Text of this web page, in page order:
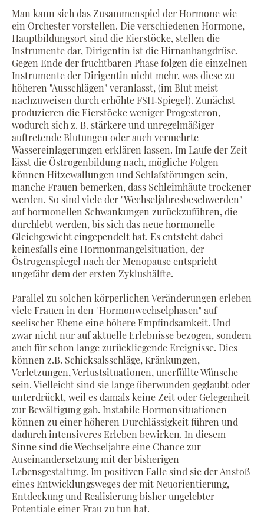
Man kann sich das Zusammenspiel der Hormone wie
ein Orchester vorstellen. Die verschiedenen Hormone,
Hauptbildungsort sind die Eierstöcke, stellen die
Instrumente dar, Dirigentin ist die Hirnanhangdrüse.
Gegen Ende der fruchtbaren Phase folgen die einzelnen
Instrumente der Dirigentin nicht mehr, was diese zu
höheren "Ausschlägen" veranlasst, (im Blut meist
nachzuweisen durch erhöhte FSH‐Spiegel). Zunächst
produzieren die Eierstöcke weniger Progesteron,
wodurch sich z. B. stärkere und unregelmäßiger
auftretende Blutungen oder auch vermehrte
Wassereinlagerungen erklären lassen. Im Laufe der Zeit
lässt die Östrogenbildung nach, mögliche Folgen
können Hitzewallungen und Schlafstörungen sein,
manche Frauen bemerken, dass Schleimhäute trockener
werden. So sind viele der "Wechseljahresbeschwerden"
auf hormonellen Schwankungen zurückzuführen, die
durchlebt werden, bis sich das neue hormonelle
Gleichgewicht eingependelt hat. Es entsteht dabei
keinesfalls eine Hormonmangelsituation, der
Östrogenspiegel nach der Menopause entspricht
ungefähr dem der ersten Zyklushälfte.
Parallel zu solchen körperlichen Veränderungen erleben
viele Frauen in den "Hormonwechselphasen" auf
seelischer Ebene eine höhere Empfindsamkeit. Und
zwar nicht nur auf aktuelle Erlebnisse bezogen, sondern
auch für schon lange zurückliegende Ereignisse. Dies
können z.B. Schicksalsschläge, Kränkungen,
Verletzungen, Verlustsituationen, unerfüllte Wünsche
sein. Vielleicht sind sie lange überwunden geglaubt oder
unterdrückt, weil es damals keine Zeit oder Gelegenheit
zur Bewältigung gab. Instabile Hormonsituationen
können zu einer höheren Durchlässigkeit führen und
dadurch intensiveres Erleben bewirken. In diesem
Sinne sind die Wechseljahre eine Chance zur
Auseinandersetzung mit der bisherigen
Lebensgestaltung. Im positiven Falle sind sie der Anstoß
eines Entwicklungsweges der mit Neuorientierung,
Entdeckung und Realisierung bisher ungelebter
Potentiale einer Frau zu tun hat.